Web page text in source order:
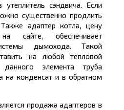
сэндвича. Если
существенно продлить
адаптер котла, цену
сайте, обеспечивает
дымохода. Такой
на любой тепловой
элемента труба
на конденсат и в обратном
продажа адаптеров в